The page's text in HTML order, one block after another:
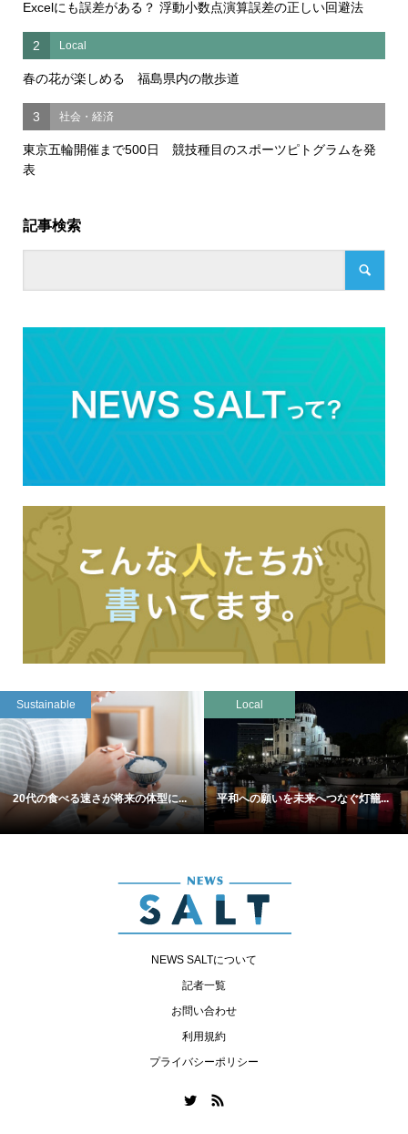
Excelにも誤差がある？ 浮動小数点演算誤差の正しい回避法
2 Local
春の花が楽しめる 福島県内の散歩道
3 社会・経済
東京五輪開催まで500日 競技種目のスポーツピトグラムを発
表
記事検索
Sustainable
20代の食べる速さが将来の体型に...
Local
平和への願いを未来へつなぐ灯籠...
NEWS SALTについて
記者一覧
お問い合わせ
利用規約
プライバシーポリシー